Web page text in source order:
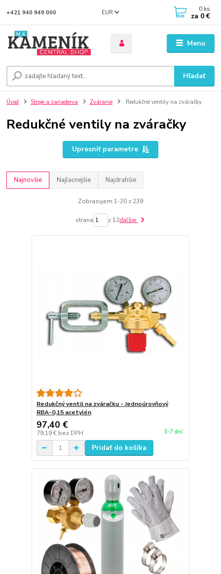
Menu
EUR
Hľadať
+421 940 949 000 0 ks
za 0 €
Úvod Stroje a zariadenia Zváranie Redukčné ventily na zváračky
Redukčné ventily na zváračky
Upresniť parametre
Najnovšie Najlacnejšie Najdrahšie
Zobrazujem 1-20 z 239
strana z 12ďalšie
Redukčný ventil na zváračku - Jednoúrovňový
RBA-0,15 acetylén
97,40 €
79,19 € bez DPH 3-7 dní
Pridať do košíka